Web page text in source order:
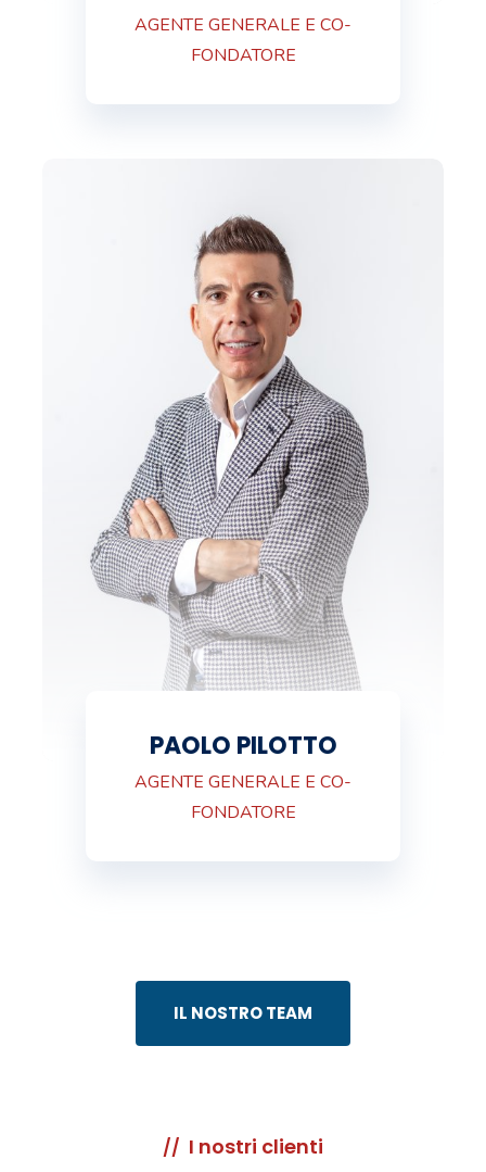
AGENTE GENERALE E CO-
FONDATORE
PAOLO PILOTTO
AGENTE GENERALE E CO-
FONDATORE
IL NOSTRO TEAM
// I nostri clienti